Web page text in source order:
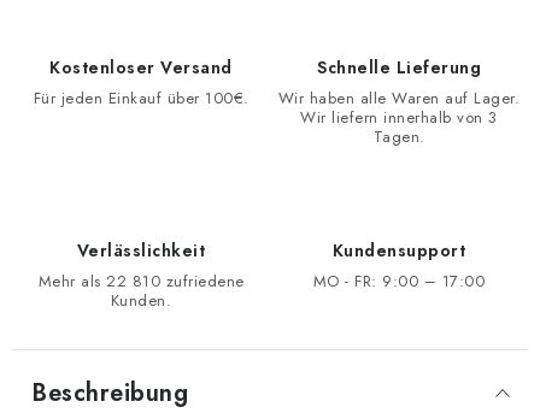
Kostenloser Versand
Für jeden Einkauf über 100€.
Schnelle Lieferung
Wir haben alle Waren auf Lager.
Wir liefern innerhalb von 3
Tagen.
Verlässlichkeit
Mehr als 22 810 zufriedene
Kunden.
Kundensupport
MO - FR: 9:00 – 17:00
Beschreibung